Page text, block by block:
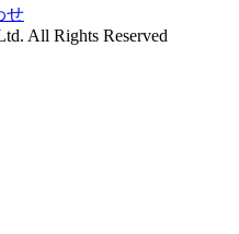
せ
All Rights Reserved